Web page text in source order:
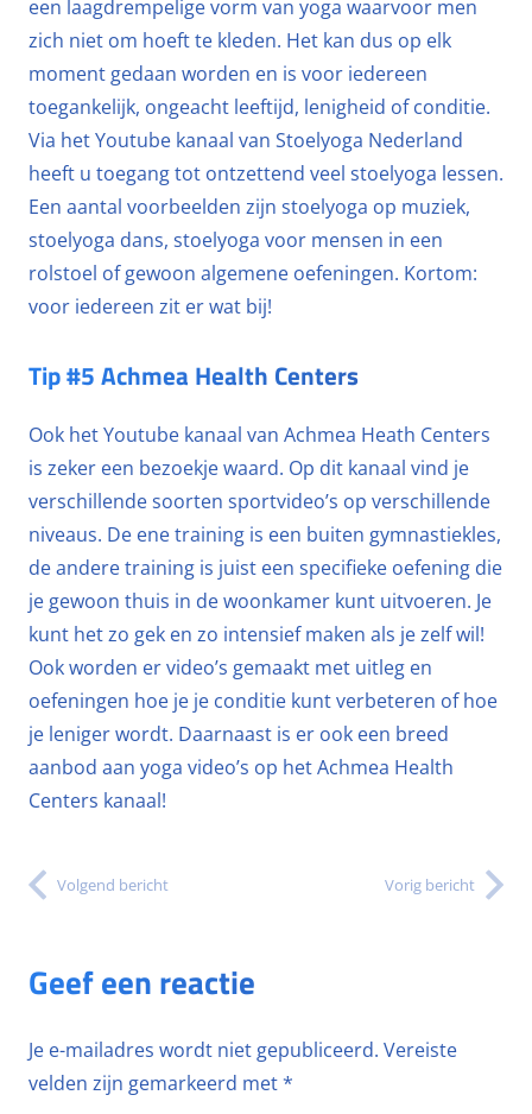
een laagdrempelige vorm van yoga waarvoor men
zich niet om hoeft te kleden. Het kan dus op elk
moment gedaan worden en is voor iedereen
toegankelijk, ongeacht leeftijd, lenigheid of conditie.
Via het Youtube kanaal van Stoelyoga Nederland
heeft u toegang tot ontzettend veel stoelyoga lessen.
Een aantal voorbeelden zijn stoelyoga op muziek,
stoelyoga dans, stoelyoga voor mensen in een
rolstoel of gewoon algemene oefeningen. Kortom:
voor iedereen zit er wat bij!
Tip #5 Achmea Health Centers
Ook het Youtube kanaal van Achmea Heath Centers
is zeker een bezoekje waard. Op dit kanaal vind je
verschillende soorten sportvideo’s op verschillende
niveaus. De ene training is een buiten gymnastiekles,
de andere training is juist een specifieke oefening die
je gewoon thuis in de woonkamer kunt uitvoeren. Je
kunt het zo gek en zo intensief maken als je zelf wil!
Ook worden er video’s gemaakt met uitleg en
oefeningen hoe je je conditie kunt verbeteren of hoe
je leniger wordt. Daarnaast is er ook een breed
aanbod aan yoga video’s op het Achmea Health
Centers kanaal!
Volgend bericht Vorig bericht
Geef een reactie
Je e-mailadres wordt niet gepubliceerd. Vereiste
velden zijn gemarkeerd met*